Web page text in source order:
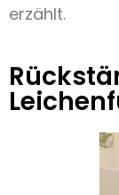
erzählt.